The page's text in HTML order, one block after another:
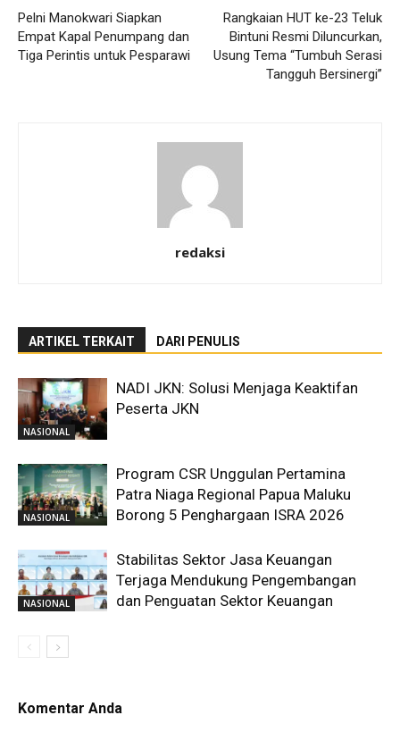
Pelni Manokwari Siapkan
Empat Kapal Penumpang dan
Tiga Perintis untuk Pesparawi
Rangkaian HUT ke-23 Teluk
Bintuni Resmi Diluncurkan,
Usung Tema “Tumbuh Serasi
Tangguh Bersinergi”
redaksi
ARTIKEL TERKAIT DARI PENULIS
NASIONAL
NADI JKN: Solusi Menjaga Keaktifan
Peserta JKN
NASIONAL
Program CSR Unggulan Pertamina
Patra Niaga Regional Papua Maluku
Borong 5 Penghargaan ISRA 2026
NASIONAL
Stabilitas Sektor Jasa Keuangan
Terjaga Mendukung Pengembangan
dan Penguatan Sektor Keuangan
Komentar Anda